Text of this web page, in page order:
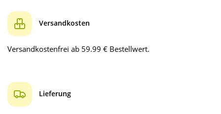
Versandkosten
Versandkostenfrei ab 59.99 € Bestellwert.
Lieferung